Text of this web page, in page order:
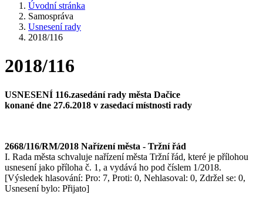
Úvodní stránka
Samospráva
Usnesení rady
2018/116
2018/116
USNESENÍ 116.zasedání rady města Dačice
konané dne 27.6.2018 v zasedací místnosti rady
2668/116/RM/2018 Nařízení města - Tržní řád
I. Rada města schvaluje nařízení města Tržní řád, které je přílohou
usnesení jako příloha č. 1, a vydává ho pod číslem 1/2018.
[Výsledek hlasování: Pro: 7, Proti: 0, Nehlasoval: 0, Zdržel se: 0,
Usnesení bylo: Přijato]